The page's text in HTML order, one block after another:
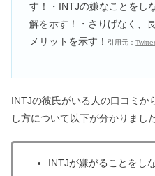
す！・INTJの嫌なことをし
解を示す！・さりげなく、
メリットを示す！
引用元：
INTJの彼氏がいる人の口コミか
し方について以下が分かりました
INTJが嫌がることをし